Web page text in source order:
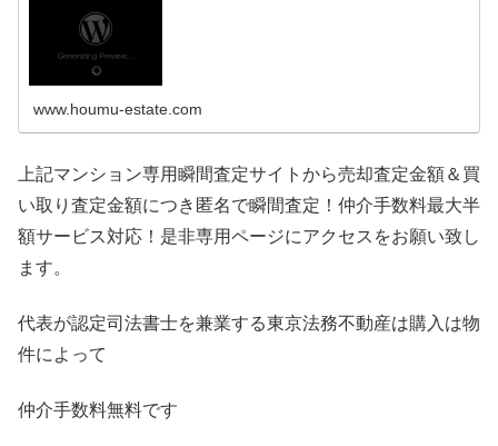
www.houmu-estate.com
上記マンション専用瞬間査定サイトから売却査定金額＆買
い取り査定金額につき匿名で瞬間査定！仲介手数料最大半
額サービス対応！是非専用ページにアクセスをお願い致し
ます。
代表が認定司法書士を兼業する東京法務不動産は購入は物
件によって
仲介手数料無料です